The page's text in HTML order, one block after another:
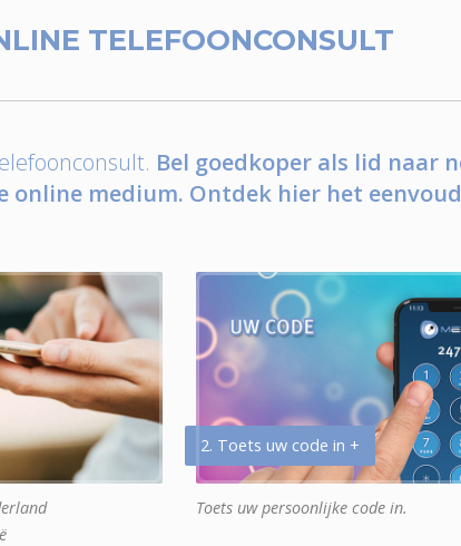
TELEFOONCONSULT
Bel goedkoper als lid naar
online medium. Ontdek hier het
2. Toets uw code in +
Toets uw persoonlijke code in.